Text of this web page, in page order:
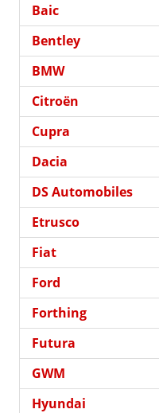
Baic
Bentley
BMW
Citroën
Cupra
Dacia
DS Automobiles
Etrusco
Fiat
Ford
Forthing
Futura
GWM
Hyundai